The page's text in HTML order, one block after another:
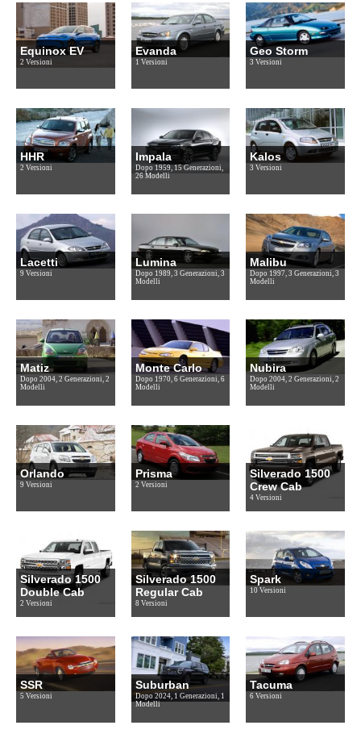
Equinox EV
2 Versioni
Evanda
1 Versioni
Geo Storm
3 Versioni
HHR
2 Versioni
Impala
Dopo 1959, 15 Generazioni,
26 Modelli
Kalos
3 Versioni
Lacetti
9 Versioni
Lumina
Dopo 1989, 3 Generazioni, 3
Modelli
Malibu
Dopo 1997, 3 Generazioni, 3
Modelli
Matiz
Dopo 2004, 2 Generazioni, 2
Modelli
Monte Carlo
Dopo 1970, 6 Generazioni, 6
Modelli
Nubira
Dopo 2004, 2 Generazioni, 2
Modelli
Orlando
9 Versioni
Prisma
2 Versioni
Silverado 1500
Crew Cab
4 Versioni
Silverado 1500
Double Cab
2 Versioni
Silverado 1500
Regular Cab
8 Versioni
Spark
10 Versioni
SSR
5 Versioni
Suburban
Dopo 2024, 1 Generazioni, 1
Modelli
Tacuma
6 Versioni